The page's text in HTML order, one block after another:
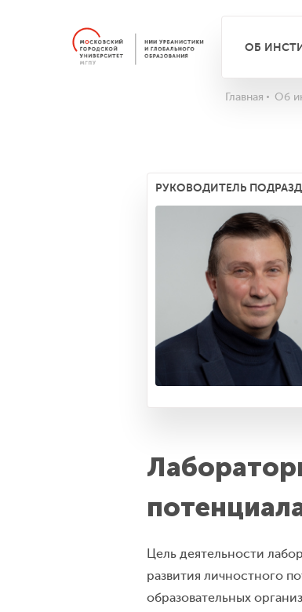
ОБ
Главная Об
РУКОВОДИТЕЛЬ
Цель деятельности
развития личностного
образовательных